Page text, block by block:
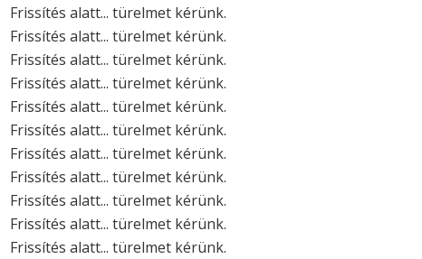
Frissítés alatt... türelmet kérünk.
Frissítés alatt... türelmet kérünk.
Frissítés alatt... türelmet kérünk.
Frissítés alatt... türelmet kérünk.
Frissítés alatt... türelmet kérünk.
Frissítés alatt... türelmet kérünk.
Frissítés alatt... türelmet kérünk.
Frissítés alatt... türelmet kérünk.
Frissítés alatt... türelmet kérünk.
Frissítés alatt... türelmet kérünk.
Frissítés alatt... türelmet kérünk.